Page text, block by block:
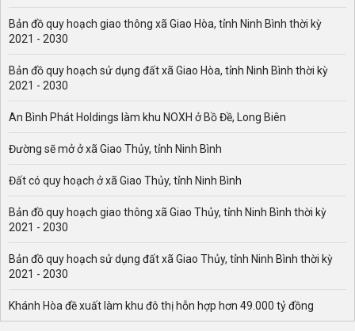
Bản đồ quy hoạch giao thông xã Giao Hòa, tỉnh Ninh Bình thời kỳ
2021 - 2030
Bản đồ quy hoạch sử dụng đất xã Giao Hòa, tỉnh Ninh Bình thời kỳ
2021 - 2030
An Bình Phát Holdings làm khu NOXH ở Bồ Đề, Long Biên
Đường sẽ mở ở xã Giao Thủy, tỉnh Ninh Bình
Đất có quy hoạch ở xã Giao Thủy, tỉnh Ninh Bình
Bản đồ quy hoạch giao thông xã Giao Thủy, tỉnh Ninh Bình thời kỳ
2021 - 2030
Bản đồ quy hoạch sử dụng đất xã Giao Thủy, tỉnh Ninh Bình thời kỳ
2021 - 2030
Khánh Hòa đề xuất làm khu đô thị hỗn hợp hơn 49.000 tỷ đồng